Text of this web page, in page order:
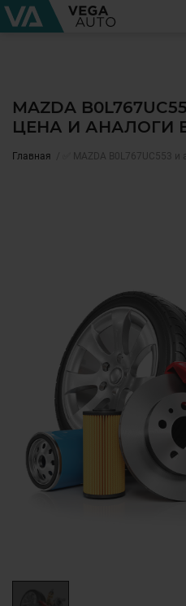
MAZDA
ЦЕНА И АНАЛОГИ
Главная ✅ MAZDA B0L767UC553 и